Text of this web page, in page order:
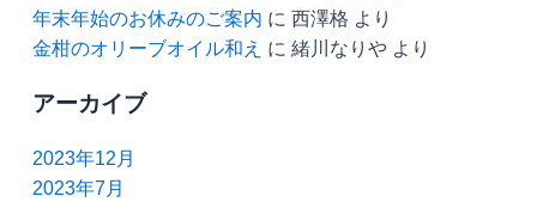
年末年始のお休みのご案内 に 西澤格 より
金柑のオリーブオイル和え に 緒川なりや より
アーカイブ
2023年12月
2023年7月